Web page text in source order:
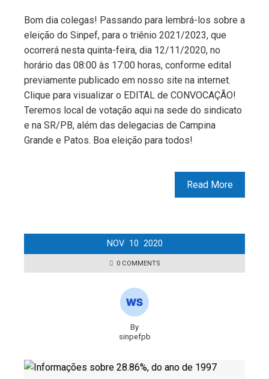
Bom dia colegas! Passando para lembrá-los sobre a
eleição do Sinpef, para o triênio 2021/2023, que
ocorrerá nesta quinta-feira, dia 12/11/2020, no
horário das 08:00 às 17:00 horas, conforme edital
previamente publicado em nosso site na internet.
Clique para visualizar o EDITAL de CONVOCAÇÃO!
Teremos local de votação aqui na sede do sindicato
e na SR/PB, além das delegacias de Campina
Grande e Patos. Boa eleição para todos!
Read More
NOV 10 2020
0 COMMENTS
By
sinpefpb